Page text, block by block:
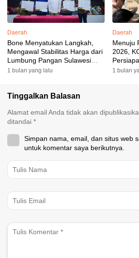
Daerah
Bone Menyatukan Langkah,
Mengawal Stabilitas Harga dari
Lumbung Pangan Sulawesi
Selatan
1 bulan yang lalu
Daerah
Menuju
2026,
Besar
1 bulan
Tinggalkan Balasan
Alamat email Anda tidak akan
ditandai *
Simpan nama, email, dan situs web
untuk komentar saya berikutnya.